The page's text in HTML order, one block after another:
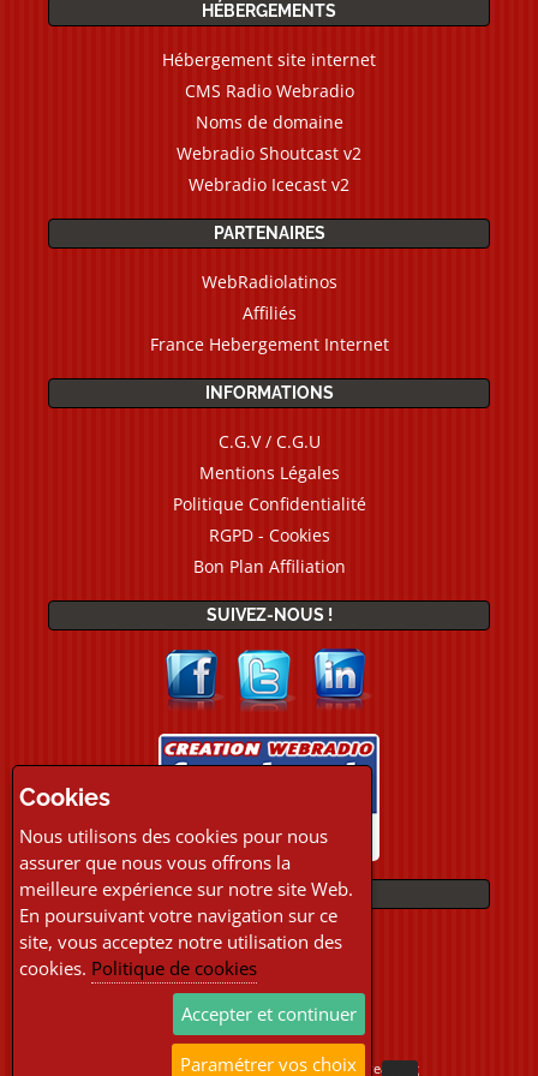
HÉBERGEMENTS
Hébergement site internet
CMS Radio Webradio
Noms de domaine
Webradio Shoutcast v2
Webradio Icecast v2
PARTENAIRES
WebRadiolatinos
Affiliés
France Hebergement Internet
INFORMATIONS
C.G.V / C.G.U
Mentions Légales
Politique Confidentialité
RGPD - Cookies
Bon Plan Affiliation
SUIVEZ-NOUS !
PAIEMENTS
Copyright © 2026 Location Webradio Streaming
Cookies
Nous utilisons des cookies pour nous
assurer que nous vous offrons la
meilleure expérience sur notre site Web.
En poursuivant votre navigation sur ce
site, vous acceptez notre utilisation des
cookies. Politique de cookies
Accepter et continuer
Paramétrer vos choix